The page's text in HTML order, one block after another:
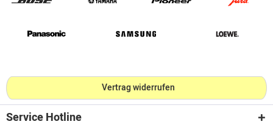
Vertrag widerrufen
Service Hotline